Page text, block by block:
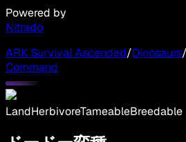
Powered by
Nitrado
ARK Survival Ascended/Dinosaurs/
Command
LandHerbivoreTameableBreedable